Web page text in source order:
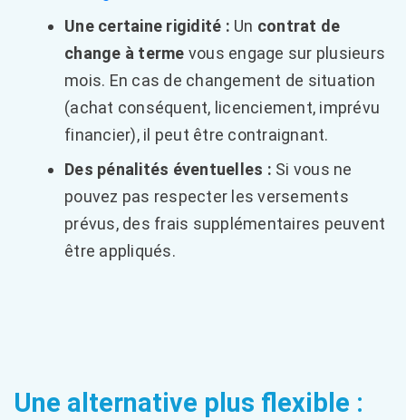
Une certaine rigidité : Un contrat de
change à terme vous engage sur plusieurs
mois. En cas de changement de situation
(achat conséquent, licenciement, imprévu
financier), il peut être contraignant.
Des pénalités éventuelles : Si vous ne
pouvez pas respecter les versements
prévus, des frais supplémentaires peuvent
être appliqués.
Une alternative plus flexible :